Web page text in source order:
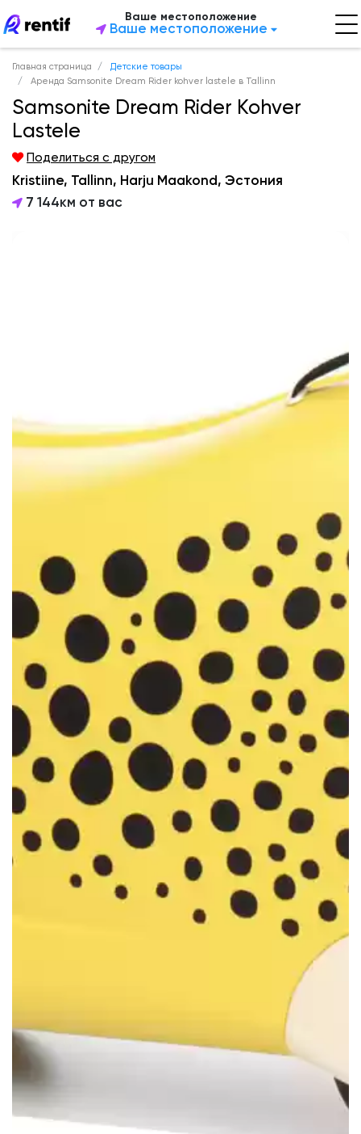
Ваше местоположение
Ваше местоположение
Главная страница
Детские товары
Аренда Samsonite Dream Rider kohver lastele в Tallinn
Samsonite Dream Rider Kohver
Lastele
Поделиться с другом
Kristiine, Tallinn, Harju Maakond, Эстония
7 144км от вас